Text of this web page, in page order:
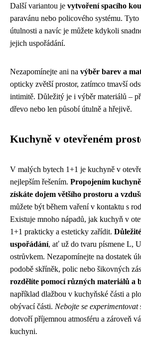
Další variantou je vytvoření spacího
paravánu nebo policového systému.
útulnosti a navíc je můžete kdykoli
jejich uspořádání.
Nezapomínejte ani na výběr barev a
opticky zvětší prostor, zatímco tmavší
intimitě. Důležitý je i výběr materiálů –
dřevo nebo len působí útulně a hřejivě.
Kuchyně v otevřeném
V malých bytech 1+1 je kuchyně v
nejlepším řešením. Propojením
získáte dojem většího prostoru a
můžete být během vaření v kontaktu s
Existuje mnoho nápadů, jak kuchyň v
1+1 prakticky a esteticky zařídit.
uspořádání, ať už do tvaru písmene L,
ostrůvkem. Nezapomínejte na dostatek
podobě skříněk, polic nebo šikovných
rozdělíte pomocí různých materiálů a
například dlažbou v kuchyňské části a
obývací části. Nebojte se experimentovat
dotvoří příjemnou atmosféru a zároveň
kuchyni.